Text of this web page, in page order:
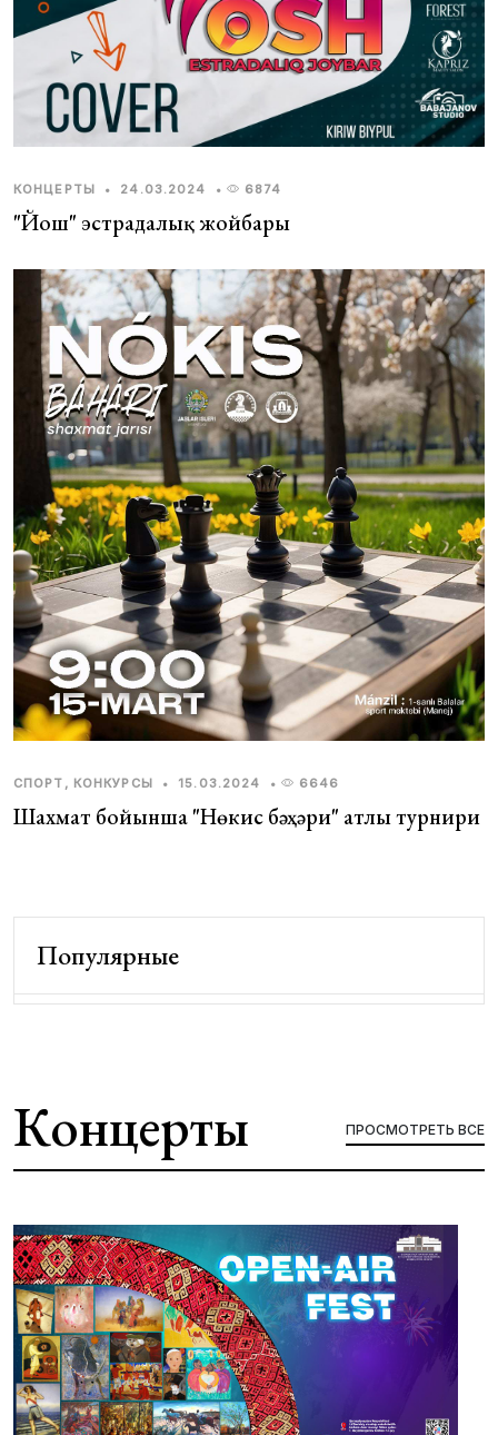
КОНЦЕРТЫ • 24.03.2024 • 6874
"Йош" эстрадалық жойбары
СПОРТ, КОНКУРСЫ • 15.03.2024 • 6646
Шахмат бойынша "Нөкис бәҳәри" атлы турнири
Популярные
Концерты ПРОСМОТРЕТЬ ВСЕ